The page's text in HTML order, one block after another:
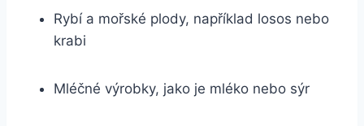
Rybí a mořské plody, například losos nebo
krabi
Mléčné výrobky, jako je mléko nebo sýr